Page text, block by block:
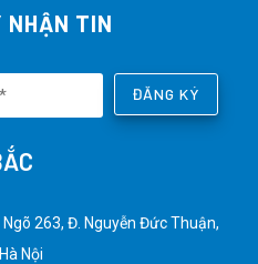
NHẬN TIN
ĐĂNG KÝ
Ngõ 263, Đ. Nguyễn Đức Thuận,
Nội